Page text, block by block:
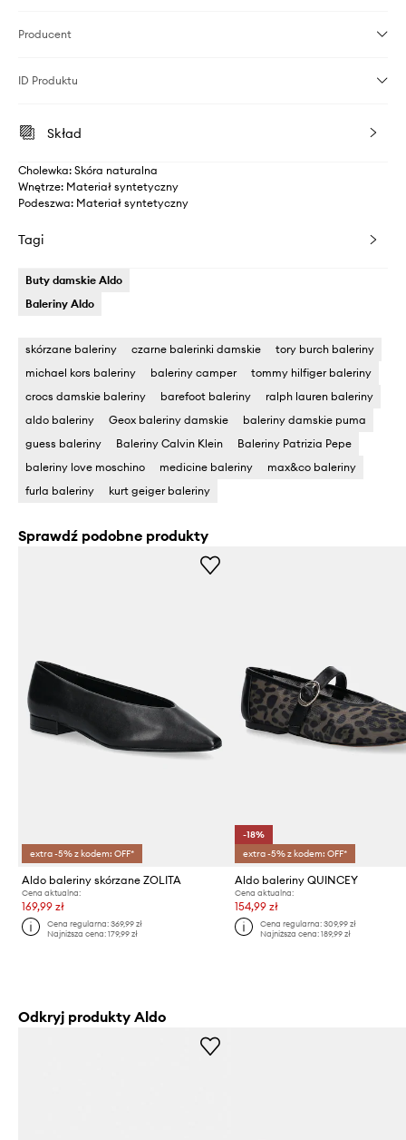
Producent
ID Produktu
Skład
Cholewka: Skóra naturalna
Wnętrze: Materiał syntetyczny
Podeszwa: Materiał syntetyczny
Tagi
Buty damskie Aldo
Baleriny Aldo
skórzane baleriny czarne balerinki damskie
tory burch baleriny
michael kors baleriny
baleriny camper
tommy hilfiger baleriny
crocs damskie baleriny
barefoot baleriny
ralph lauren baleriny
aldo baleriny
Geox baleriny damskie
baleriny damskie puma
guess baleriny
Baleriny Calvin Klein
Baleriny Patrizia Pepe
baleriny love moschino
medicine baleriny
max&co baleriny
furla baleriny
kurt geiger baleriny
Sprawdź podobne produkty
extra -5% z kodem: OFF*
Aldo baleriny skórzane ZOLITA
Cena aktualna:
169,99 zł
Cena regularna:369,99 zł
Najniższa cena:179,99 zł
-18%
extra -5% z kodem: OFF*
Aldo baleriny QUINCEY
Cena aktualna:
154,99 zł
Cena regularna: 309,99 zł
Najniższa cena: 189,99 zł
Odkryj produkty Aldo